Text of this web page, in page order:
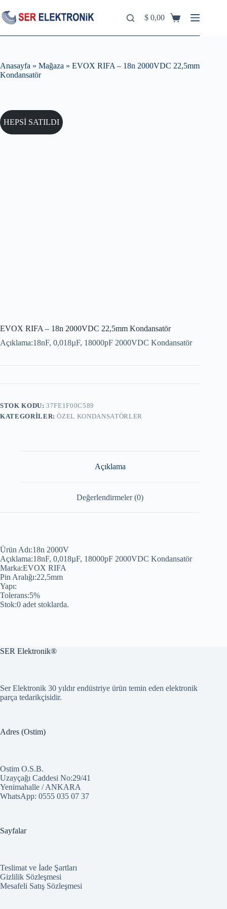
to
content
Shopping
$ 0,00
Anasayfa » Mağaza » EVOX RIFA – 18n 2000VDC 22,5mm
Kondansatör
HEPSİ SATILDI
EVOX RIFA – 18n 2000VDC 22,5mm Kondansatör
Açıklama:18nF, 0,018µF, 18000pF 2000VDC Kondansatör
STOK KODU:37FE1F00C589
KATEGORILER:ÖZEL KONDANSATÖRLER
Açıklama
Değerlendirmeler (0)
Ürün Adı:18n 2000V
Açıklama:18nF, 0,018µF, 18000pF 2000VDC Kondansatör
Marka:EVOX RIFA
Pin Aralığı:22,5mm
Yapı:
Tolerans:5%
Stok:0 adet stoklarda.
SER Elektronik®
Ser Elektronik 30 yıldır endüstriye ürün temin eden elektronik
parça tedarikçisidir.
Adres (Ostim)
Ostim O.S.B.
Uzayçağı Caddesi No:29/41
Yenimahalle / ANKARA
WhatsApp: 0555 035 07 37
Sayfalar
Teslimat ve İade Şartları
Gizlilik Sözleşmesi
Mesafeli Satış Sözleşmesi